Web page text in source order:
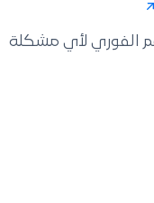
الفوري لأي مشكلة